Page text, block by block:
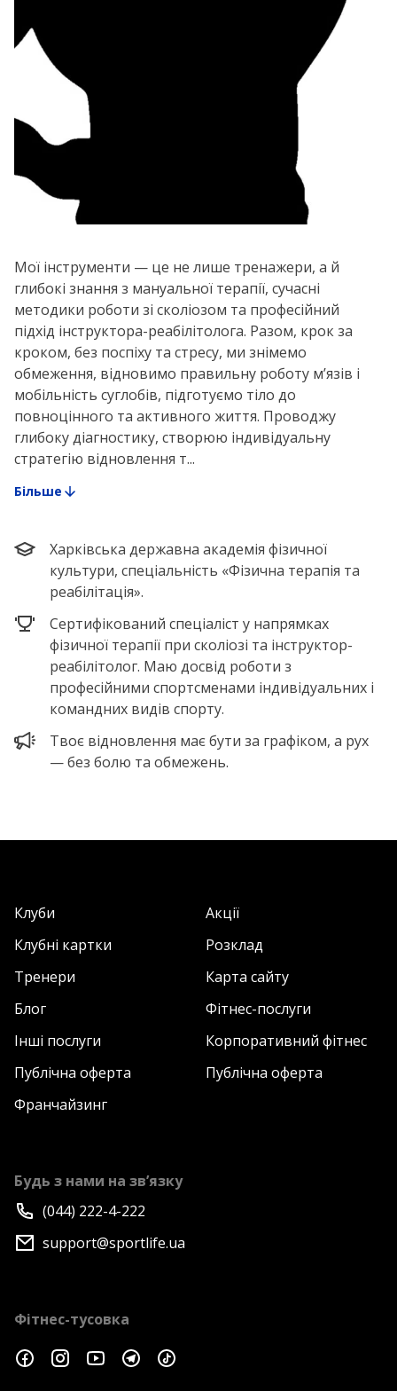
Мої інструменти — це не лише тренажери, а й
глибокі знання з мануальної терапії, сучасні
методики роботи зі сколіозом та професійний
підхід інструктора-реабілітолога. Разом, крок за
кроком, без поспіху та стресу, ми знімемо
обмеження, відновимо правильну роботу м’язів і
мобільність суглобів, підготуємо тіло до
повноцінного та активного життя. Проводжу
глибоку діагностику, створюю індивідуальну
стратегію відновлення т...
Більше
Харківська державна академія фізичної
культури, спеціальність «Фізична терапія та
реабілітація».
Сертифікований спеціаліст у напрямках
фізичної терапії при сколіозі та інструктор-
реабілітолог. Маю досвід роботи з
професійними спортсменами індивідуальних і
командних видів спорту.
Твоє відновлення має бути за графіком, а рух
— без болю та обмежень.
Клуби
Акції
Клубні картки
Розклад
Тренери
Карта сайту
Блог
Фітнес-послуги
Інші послуги
Корпоративний фітнес
Публічна оферта
Публічна оферта
Франчайзинг
Будь з нами на зв’язку
(044) 222-4-222
support@sportlife.ua
Фітнес-тусовка